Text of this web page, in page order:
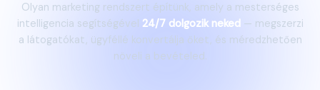
Olyan marketing rendszert építünk, amely a mesterséges
intelligencia segítségével 24/7 dolgozik neked — megszerzi
a látogatókat, ügyféllé konvertálja őket, és méredzhetően
növeli a bevételed.